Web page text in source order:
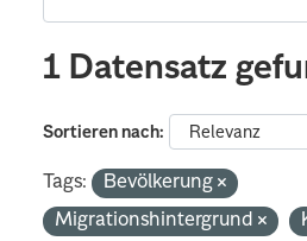
1 Datensatz
Sortieren nach
Tags:
Bevölkerung
Migrationshintergrund